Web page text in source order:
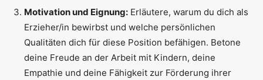
Motivation und Eignung: Erläutere, warum du dich als
Erzieher/in bewirbst und welche persönlichen
Qualitäten dich für diese Position befähigen. Betone
deine Freude an der Arbeit mit Kindern, deine
Empathie und deine Fähigkeit zur Förderung ihrer